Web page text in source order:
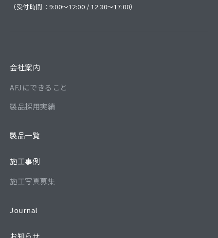
会社案内
AFJにできること
製品採用実績
製品一覧
施工事例
施工写真募集
Journal
お知らせ
（受付時間：9:00～12:00 / 12:30～17:00）